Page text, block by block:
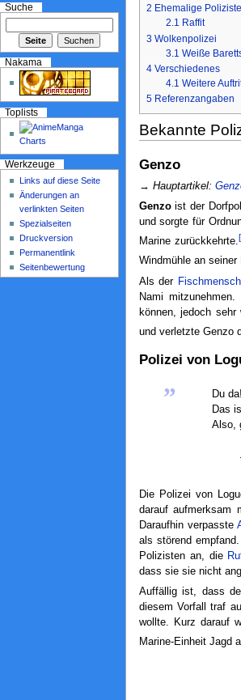
2 Ehemalige
2.1 Raffit
3 Wolkenpolizei
3.1 Weiße
4 Verschiedenes
4.1 Weitere
5 Referenzangaben
Bekannte
Genzo
→ Hauptartikel:
Genzoist der
und sorgte für
Marine zurückkehrte.
Windmühle an
Als der Fischmensch
Nami
können, jedoch
und verletzte Genzo
Polizei von
„
Du
Das
Also,
Die Polizei von
darauf aufmerksam
Daraufhin verpasste
als störend
Polizisten an, die
dass sie sie nicht
Auffällig ist, dass
diesem Vorfall traf
wollte. Kurz darauf
Marine-Einheit Jagd
Suche
Nakama
Toplists
Werkzeuge
Links auf diese Seite
Änderungen an
verlinkten Seiten
Spezialseiten
Druckversion
Permanentlink
Seitenbewertung